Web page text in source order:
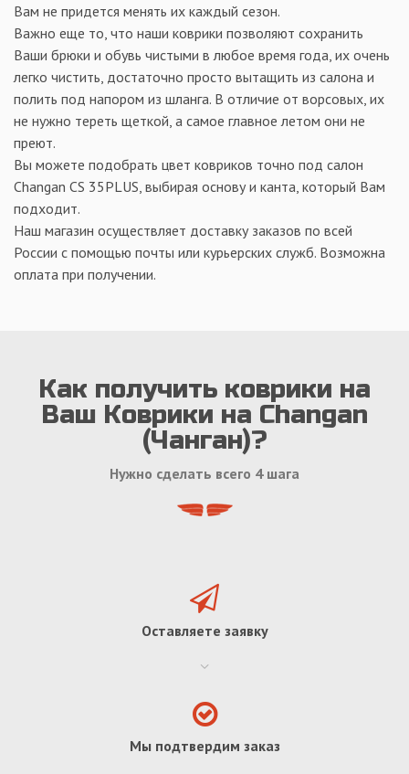
Вам не придется менять их каждый сезон.
Важно еще то, что наши коврики позволяют сохранить
Ваши брюки и обувь чистыми в любое время года, их очень
легко чистить, достаточно просто вытащить из салона и
полить под напором из шланга. В отличие от ворсовых, их
не нужно тереть щеткой, а самое главное летом они не
преют.
Вы можете подобрать цвет ковриков точно под салон
Changan CS 35PLUS, выбирая основу и канта, который Вам
подходит.
Наш магазин осуществляет доставку заказов по всей
России с помощью почты или курьерских служб. Возможна
оплата при получении.
Как получить коврики на
Ваш Коврики на Changan
(Чанган)?
Нужно сделать всего 4 шага
Оставляете заявку
Мы подтвердим заказ